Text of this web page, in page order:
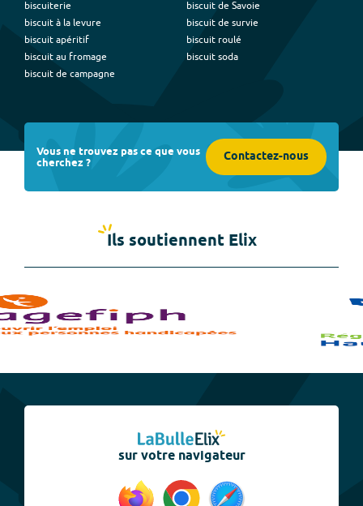
biscuiterie
biscuit à la levure
biscuit apéritif
biscuit au fromage
biscuit de campagne
biscuit de Savoie
biscuit de survie
biscuit roulé
biscuit soda
Vous ne trouvez pas ce que vous
cherchez ? Contactez-nous
Ils soutiennent Elix
sur votre navigateur